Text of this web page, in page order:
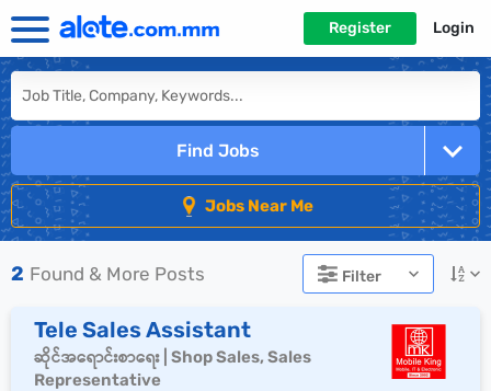
Register Login
Find Jobs
Jobs Near Me
2 Found & More Posts Filter
Tele Sales Assistant
ဆိုင်အရောင်းစာရေး | Shop Sales, Sales
Representative